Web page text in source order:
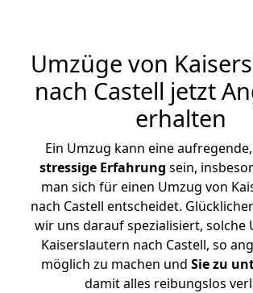
Umzüge von
nach Castell jetzt
erhalten
Ein Umzug kann eine
stressige Erfahrung sein,
man sich für einen Umzug von
nach Castell entscheidet.
wir uns darauf spezialisiert, solche
Kaiserslautern nach Castell, so
möglich zu machen und Sie zu
damit alles reibungslos